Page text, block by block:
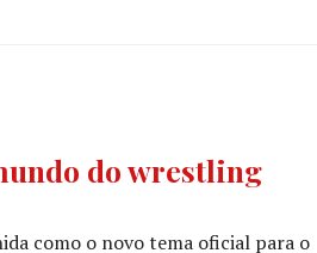
do wrestling
como o novo tema oficial para o